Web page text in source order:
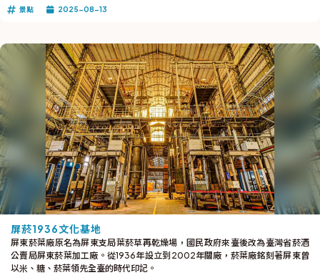
景點 2025-08-13
屏菸1936文化基地
屏東菸葉廠原名為屏東支局葉菸草再乾燥場，國民政府來臺後改為臺灣省菸酒
公賣局屏東菸葉加工廠。從1936年設立到2002年關廠，菸葉廠銘刻著屏東曾
以米、糖、菸葉領先全臺的時代印記。